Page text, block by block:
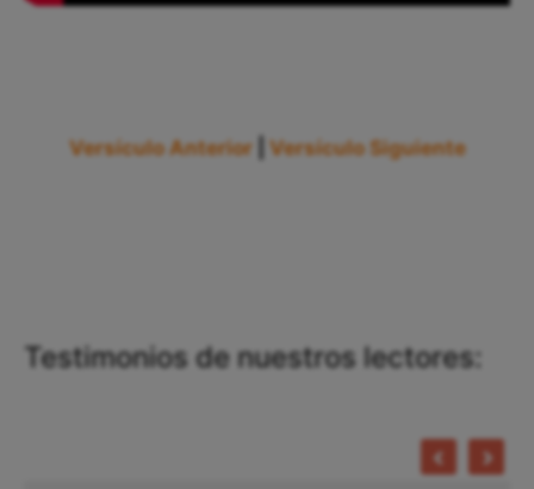
Versículo Anterior Versículo Siguiente
Testimonios de nuestros lectores: